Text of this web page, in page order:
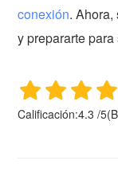
conexión.
y prepararte
Calificación:4.3 /5